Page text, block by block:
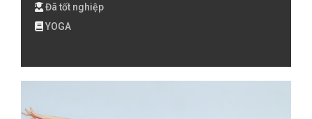
Đã tốt nghiệp
YOGA